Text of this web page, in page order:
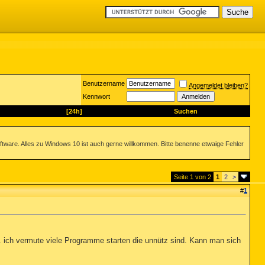
Benutzername
Angemeldet bleiben?
Kennwort
[24h] Suchen
Alles zu Windows 10 ist auch gerne willkommen. Bitte benenne etwaige Fehler
Seite 1 von 2 1 2
>
#1
vermute viele Programme starten die unnütz sind. Kann man sich